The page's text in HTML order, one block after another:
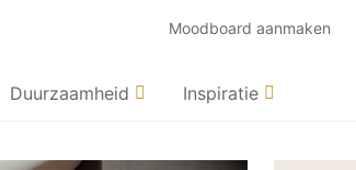
Moodboard aanmaken
Duurzaamheid Inspiratie